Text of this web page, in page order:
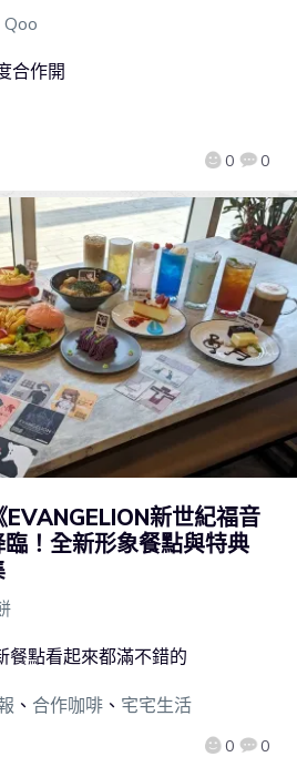
Qoo
0 0
合作開
新世紀福音
！全新形象餐點與特典
0 0
餐點看起來都滿不錯的
、 合作咖啡、 宅宅生活